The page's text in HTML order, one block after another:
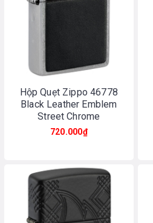
Hộp Quẹt Zippo 46778
Black Leather Emblem
Street Chrome
720.000₫